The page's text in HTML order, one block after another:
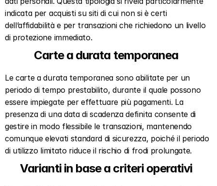
indicata per acquisti su siti di cui non si è certi
dell’affidabilità e per transazioni che richiedono un livello
di protezione immediato.
Carte a durata temporanea
Le carte a durata temporanea sono abilitate per un
periodo di tempo prestabilito, durante il quale possono
essere impiegate per effettuare più pagamenti. La
presenza di una data di scadenza definita consente di
gestire in modo flessibile le transazioni, mantenendo
comunque elevati standard di sicurezza, poiché il periodo
di utilizzo limitato riduce il rischio di frodi prolungate.
Varianti in base a criteri operativi